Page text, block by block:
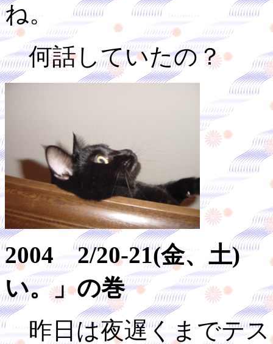
ね。
何話していたの？
2004 2/20-21(金、土)
い。」の巻
昨日は夜遅くまでテス